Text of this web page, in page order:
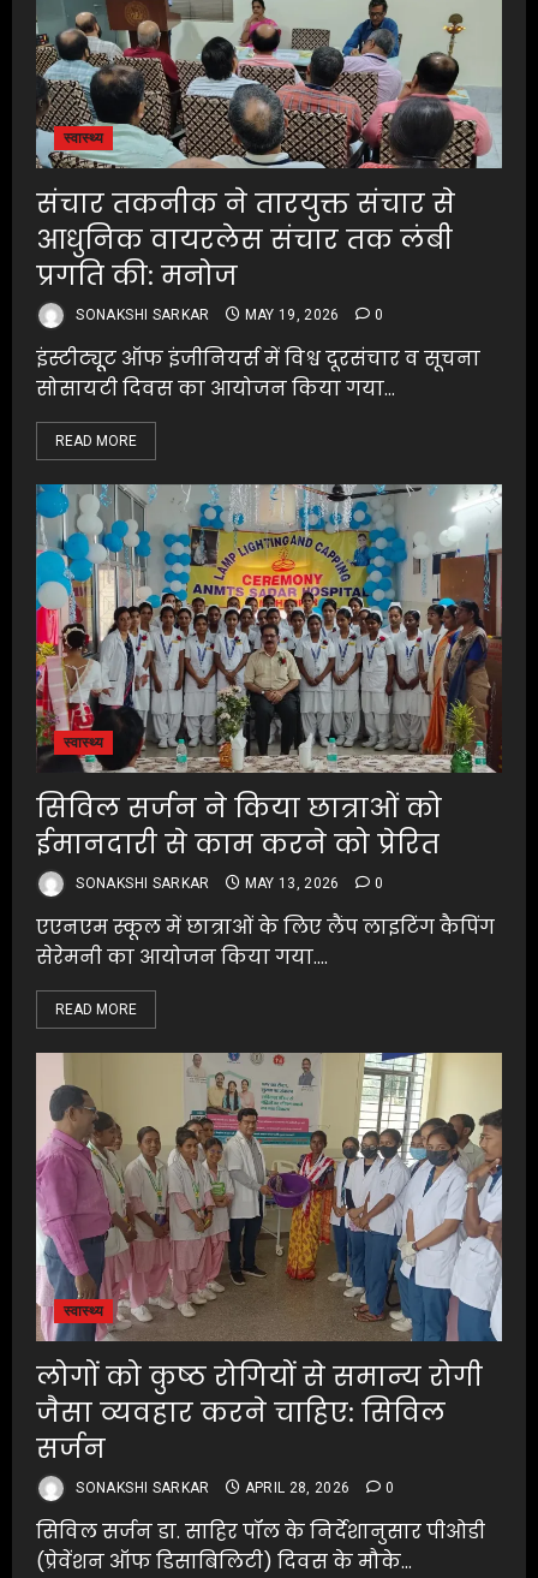
स्वास्थ्य
संचार तकनीक ने तारयुक्त संचार से
आधुनिक वायरलेस संचार तक लंबी
प्रगति की: मनोज
SONAKSHI SARKAR MAY 19, 2026 0
इंस्टीट्यूूट ऑफ इंजीनियर्स में विश्व दूरसंचार व सूचना
सोसायटी दिवस का आयोजन किया गया...
READ MORE
स्वास्थ्य
सिविल सर्जन ने किया छात्राओं को
ईमानदारी से काम करने को प्रेरित
SONAKSHI SARKAR MAY 13, 2026 0
एएनएम स्कूल में छात्राओं के लिए लैंप लाइटिंग कैपिंग
सेरेमनी का आयोजन किया गया....
READ MORE
स्वास्थ्य
लोगों को कुष्ठ रोगियों से समान्य रोगी
जैसा व्यवहार करने चाहिए: सिविल
सर्जन
SONAKSHI SARKAR APRIL 28, 2026 0
सिविल सर्जन डा. साहिर पॉल के निर्देशानुसार पीओडी
(प्रेवेंशन ऑफ डिसाबिलिटी) दिवस के मौके...